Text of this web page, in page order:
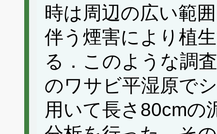
時は周辺の広い範
伴う煙害により植
る．このような調
のワサビ平湿原で
用いて長さ80cmの